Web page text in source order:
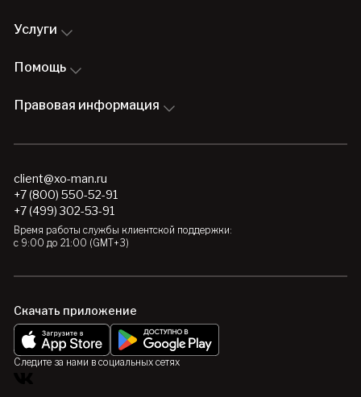
Услуги
Помощь
Правовая информация
client@xo-man.ru
+7 (800) 550-52-91
+7 (499) 302-53-91
Время работы службы клиентской поддержки:
с 9:00 до 21:00 (GMT+3)
Скачать приложение
Следите за нами в социальных сетях